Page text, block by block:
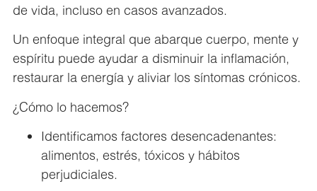
de vida, incluso en casos avanzados.
Un enfoque integral que abarque cuerpo, mente y
espíritu puede ayudar a disminuir la inflamación,
restaurar la energía y aliviar los síntomas crónicos.
¿Cómo lo hacemos?
Identificamos factores desencadenantes:
alimentos, estrés, tóxicos y hábitos
perjudiciales.